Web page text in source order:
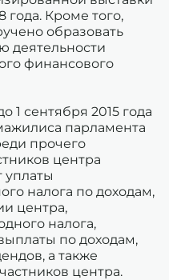
года. Кроме того,
образовать
деятельности
финансового
1 сентября 2015 года
парламента
прочего
центра
уплаты
налога по доходам,
центра,
налога,
по доходам,
а также
центра.